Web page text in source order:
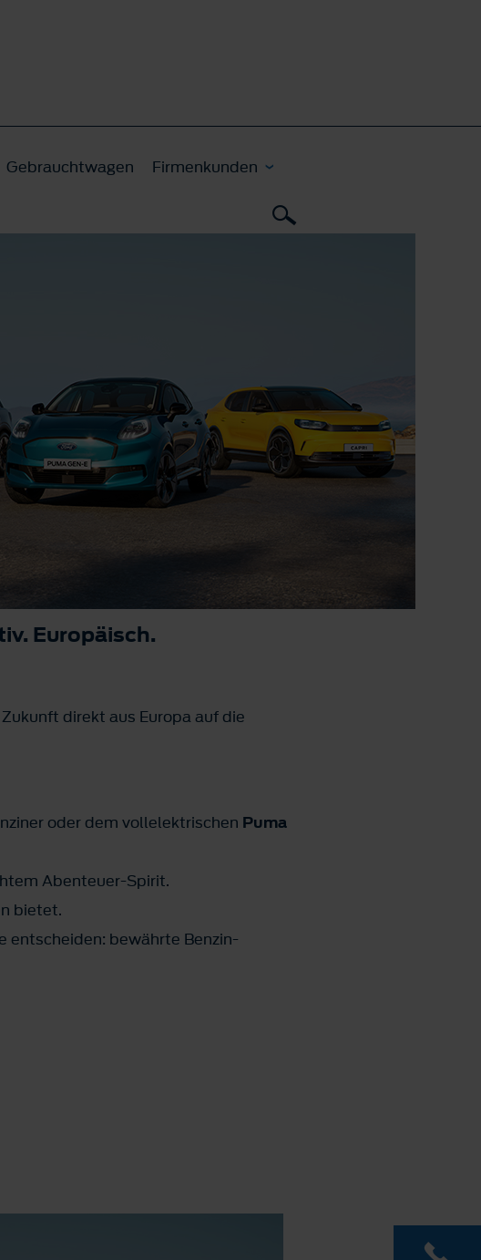
Gebrauchtwagen Firmenkunden
Europäisch.
direkt aus Europa auf die
oder dem vollelektrischen Puma
Abenteuer-Spirit.
bietet.
entscheiden: bewährte Benzin-